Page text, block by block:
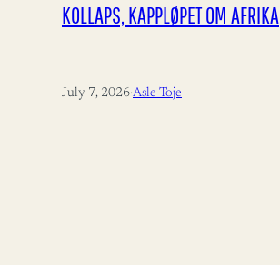
KOLLAPS, KAPPLØPET OM AFRIKA
July 7, 2026·Asle Toje